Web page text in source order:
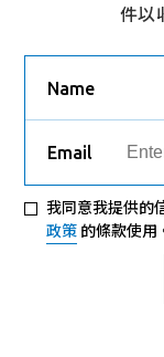
件以
Name
Email
我同意我提供的
政策 的條款使用